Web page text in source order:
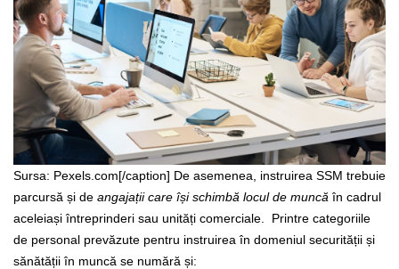
Sursa: Pexels.com[/caption] De asemenea, instruirea SSM trebuie
parcursă și de angajații care își schimbă locul de muncăîn cadrul
aceleiași întreprinderi sau unități comerciale.
Printre categoriile
de personal prevăzute pentru instruirea în domeniul securității și
sănătății în muncă se numără și: